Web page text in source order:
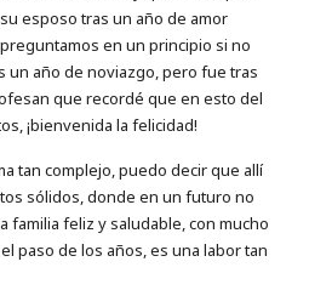
esposo tras un año de amor
en un principio si no
un año de noviazgo, pero fue tras
que recordé que en esto del
¡bienvenida la felicidad!
tan complejo, puedo decir que allí
sólidos, donde en un futuro no
familia feliz y saludable, con mucho
paso de los años, es una labor tan